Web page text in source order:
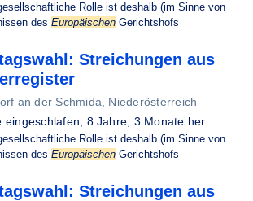
Rolle ist deshalb (im Sinne von
des Europäischen Gerichtshofs
Streichungen aus
an der Schmida, Niederösterreich –
eingeschlafen, 8 Jahre, 3 Monate her
Rolle ist deshalb (im Sinne von
des Europäischen Gerichtshofs
Streichungen aus